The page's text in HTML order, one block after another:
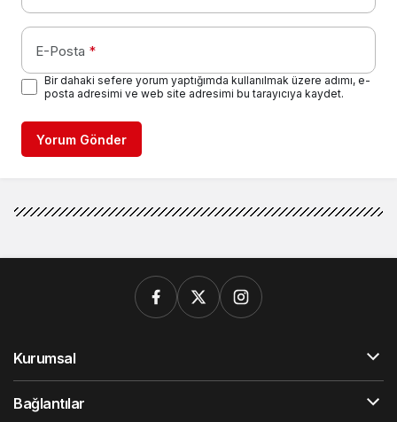
E-Posta *
Bir dahaki sefere yorum yaptığımda kullanılmak üzere adımı, e-
posta adresimi ve web site adresimi bu tarayıcıya kaydet.
Yorum Gönder
Kurumsal
Bağlantılar